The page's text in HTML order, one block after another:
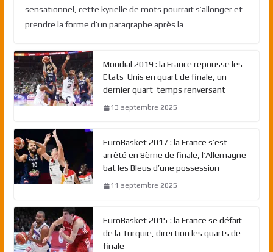
sensationnel, cette kyrielle de mots pourrait s’allonger et
prendre la forme d’un paragraphe après la
Mondial 2019 : la France repousse les
Etats-Unis en quart de finale, un
dernier quart-temps renversant
13 septembre 2025
EuroBasket 2017 : la France s’est
arrêté en 8ème de finale, l’Allemagne
bat les Bleus d’une possession
11 septembre 2025
EuroBasket 2015 : la France se défait
de la Turquie, direction les quarts de
finale